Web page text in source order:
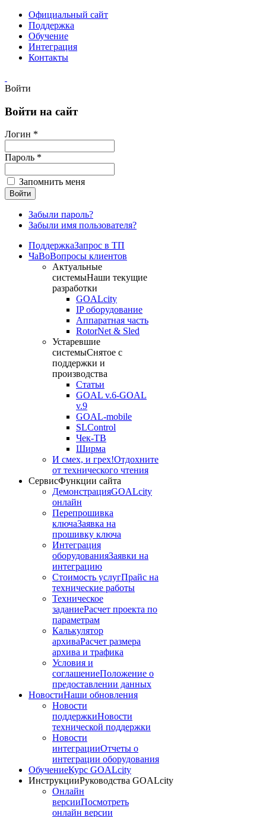
Официальный сайт
Поддержка
Обучение
Интеграция
Контакты
Войти
Войти на сайт
Логин *
Пароль *
Запомнить меня
Забыли пароль?
Забыли имя пользователя?
ПоддержкаЗапрос в ТП
ЧаВоВопросы клиентов
Актуальные
системыНаши текущие
разработки
GOALcity
IP оборудование
Аппаратная часть
RotorNet & Sled
Устаревшие
системыСнятое с
поддержки и
производства
Статьи
GOAL v.6-GOAL
v.9
GOAL-mobile
SLControl
Чек-ТВ
Ширма
И смех, и грех!Отдохните
от технического чтения
СервисФункции сайта
ДемонстрацияGOALcity
онлайн
Перепрошивка
ключаЗаявка на
прошивку ключа
Интеграция
оборудованияЗаявки на
интеграцию
Стоимость услугПрайс на
технические работы
Техническое
заданиеРасчет проекта по
параметрам
Калькулятор
архиваРасчет размера
архива и трафика
Условия и
соглашениеПоложение о
предоставлении данных
НовостиНаши обновления
Новости
поддержкиНовости
технической поддержки
Новости
интеграцииОтчеты о
интеграции оборудования
ОбучениеКурс GOALcity
ИнструкцииРуководства GOALcity
Онлайн
версииПосмотреть
онлайн версии